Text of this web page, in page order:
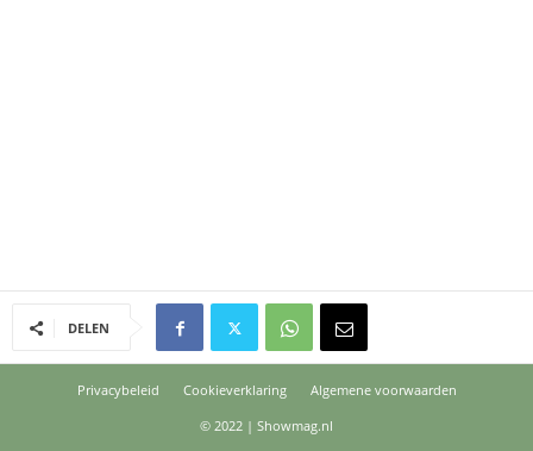
DELEN
Privacybeleid Cookieverklaring
Algemene voorwaarden
© 2022 | Showmag.nl